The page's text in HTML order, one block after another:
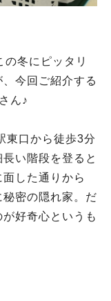
冬にピッタリ
今回ご紹介する
ん♪
東口から徒歩3分
い階段を登ると
した通りから
密の隠れ家。だ
好奇心というも